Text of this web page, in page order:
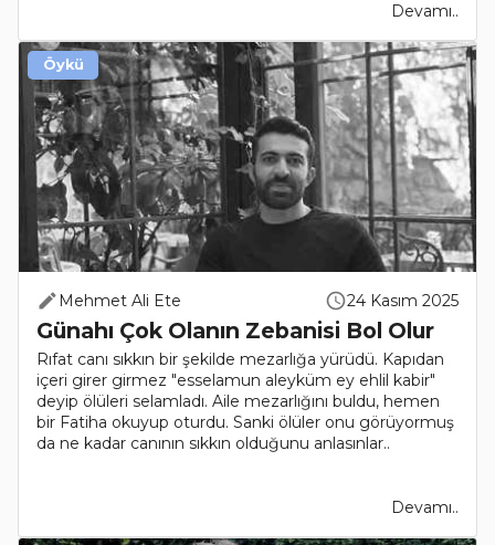
Devamı..
Mehmet Ali Ete 24 Kasım 2025
Günahı Çok Olanın Zebanisi Bol Olur
Rıfat canı sıkkın bir şekilde mezarlığa yürüdü. Kapıdan
içeri girer girmez "esselamun aleyküm ey ehlil kabir"
deyip ölüleri selamladı. Aile mezarlığını buldu, hemen
bir Fatiha okuyup oturdu. Sanki ölüler onu görüyormuş
da ne kadar canının sıkkın olduğunu anlasınlar..
Devamı..
Öykü